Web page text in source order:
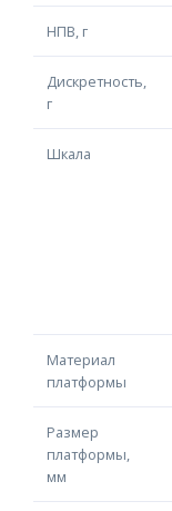
НПВ, г
Дискретность,
г
Шкала
Материал
платформы
Размер
платформы,
мм